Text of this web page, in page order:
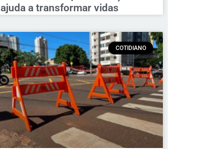
ajuda a transformar vidas
COTIDIANO